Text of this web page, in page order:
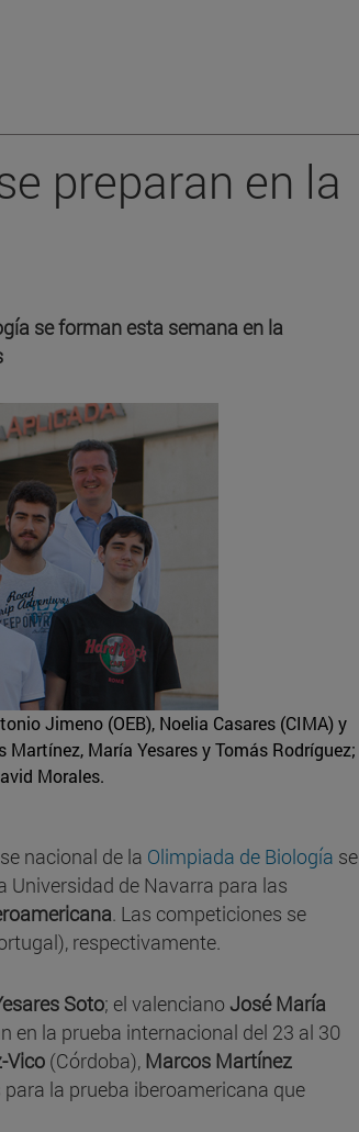
preparan en la
se forman esta semana en la
Jimeno (OEB), Noelia Casares (CIMA) y
María Yesares y Tomás Rodríguez;
Morales.
nacional de la Olimpiada de Biología se
Universidad de Navarra para las
. Las competiciones se
respectivamente.
Soto; el valenciano José María
en la prueba internacional del 23 al 30
Vico (Córdoba), Marcos Martínez
la prueba iberoamericana que